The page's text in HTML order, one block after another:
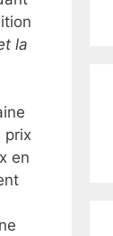
la
prix
en